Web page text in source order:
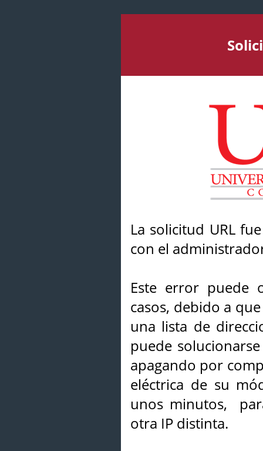
La solicitud URL
con el
Este error puede
casos, debido a
una lista de
puede
apagando por
eléctrica de su
unos minutos,
otra IP distinta.